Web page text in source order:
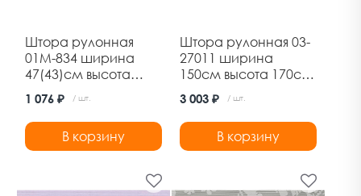
Штора рулонная
01М-834 ширина
47(43)см высота
Дельфа
1 076 ₽ / шт.
В корзину
Штора рулонная 03-
27011 ширина
150см высота 170см
Дельфа
3 003 ₽ / шт.
В корзину